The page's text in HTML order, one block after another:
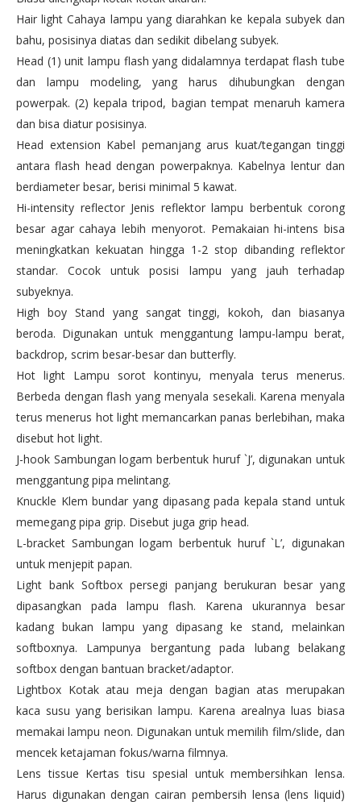
Hair light Cahaya lampu yang diarahkan ke kepala subyek dan
bahu, posisinya diatas dan sedikit dibelang subyek.
Head (1) unit lampu flash yang didalamnya terdapat flash tube
dan lampu modeling, yang harus dihubungkan dengan
powerpak. (2) kepala tripod, bagian tempat menaruh kamera
dan bisa diatur posisinya.
Head extension Kabel pemanjang arus kuat/tegangan tinggi
antara flash head dengan powerpaknya. Kabelnya lentur dan
berdiameter besar, berisi minimal 5 kawat.
Hi-intensity reflector Jenis reflektor lampu berbentuk corong
besar agar cahaya lebih menyorot. Pemakaian hi-intens bisa
meningkatkan kekuatan hingga 1-2 stop dibanding reflektor
standar. Cocok untuk posisi lampu yang jauh terhadap
subyeknya.
High boy Stand yang sangat tinggi, kokoh, dan biasanya
beroda. Digunakan untuk menggantung lampu-lampu berat,
backdrop, scrim besar-besar dan butterfly.
Hot light Lampu sorot kontinyu, menyala terus menerus.
Berbeda dengan flash yang menyala sesekali. Karena menyala
terus menerus hot light memancarkan panas berlebihan, maka
disebut hot light.
J-hook Sambungan logam berbentuk huruf `J’, digunakan untuk
menggantung pipa melintang.
Knuckle Klem bundar yang dipasang pada kepala stand untuk
memegang pipa grip. Disebut juga grip head.
L-bracket Sambungan logam berbentuk huruf `L’, digunakan
untuk menjepit papan.
Light bank Softbox persegi panjang berukuran besar yang
dipasangkan pada lampu flash. Karena ukurannya besar
kadang bukan lampu yang dipasang ke stand, melainkan
softboxnya. Lampunya bergantung pada lubang belakang
softbox dengan bantuan bracket/adaptor.
Lightbox Kotak atau meja dengan bagian atas merupakan
kaca susu yang berisikan lampu. Karena arealnya luas biasa
memakai lampu neon. Digunakan untuk memilih film/slide, dan
mencek ketajaman fokus/warna filmnya.
Lens tissue Kertas tisu spesial untuk membersihkan lensa.
Harus digunakan dengan cairan pembersih lensa (lens liquid)